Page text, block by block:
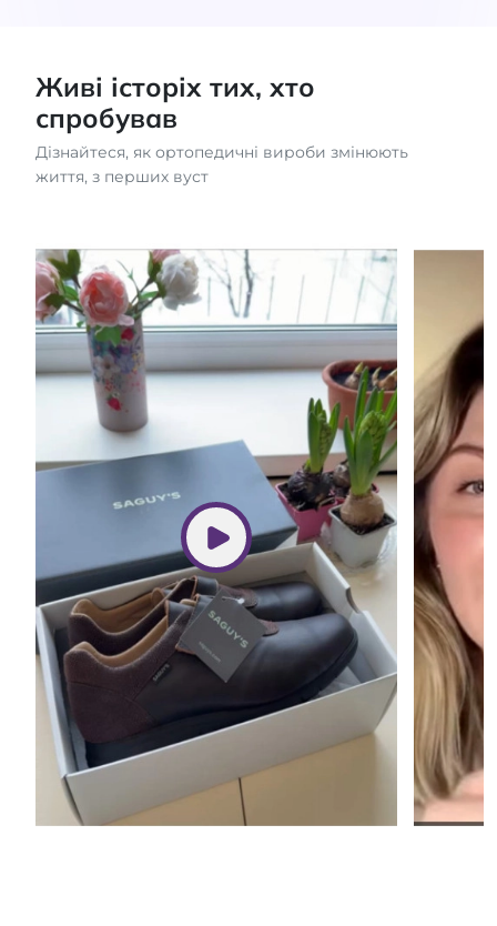
Живі історіх тих, хто
спробував
Дізнайтеся, як ортопедичні вироби змінюють
життя, з перших вуст